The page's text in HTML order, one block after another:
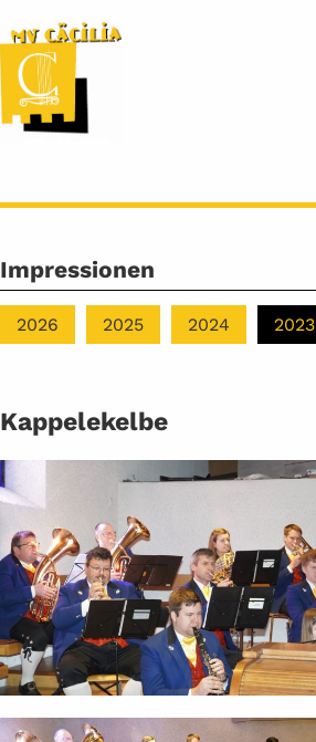
Impressionen
2026 2025 2024 2023
Kappelekelbe